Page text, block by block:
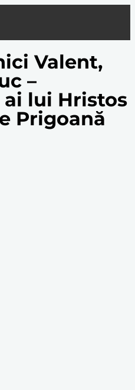
Valent,
–
lui Hristos
Prigoană